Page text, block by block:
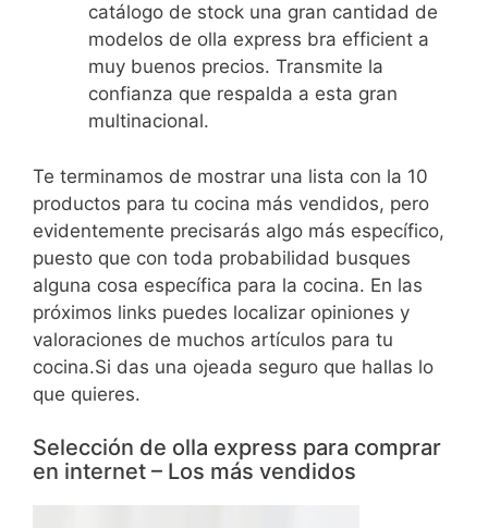
catálogo de stock una gran cantidad de
modelos de olla express bra efficient a
muy buenos precios. Transmite la
confianza que respalda a esta gran
multinacional.
Te terminamos de mostrar una lista con la 10
productos para tu cocina más vendidos, pero
evidentemente precisarás algo más específico,
puesto que con toda probabilidad busques
alguna cosa específica para la cocina. En las
próximos links puedes localizar opiniones y
valoraciones de muchos artículos para tu
cocina.Si das una ojeada seguro que hallas lo
que quieres.
Selección de olla express para comprar
en internet – Los más vendidos